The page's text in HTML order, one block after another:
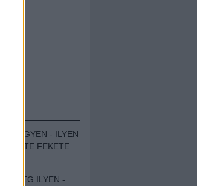
A HEGYEN - ILYEN
SZÜLTE FEKETE
MÉG ILYEN -